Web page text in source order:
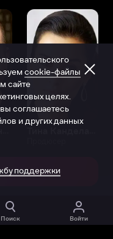
Поиск Войти
cookie-файлы
сайте
целях.
соглашаетесь
и других данных
поддержки